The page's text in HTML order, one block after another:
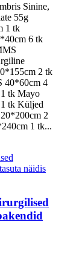
Sinine,
55g
1 tk
6 tk
2 tk
40*60cm 4
tk Mayo
tk Küljed
2
1 tk...